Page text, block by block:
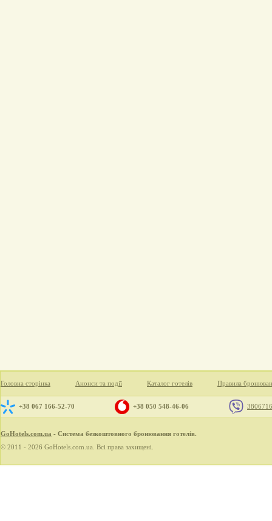
Головна сторінка Анонси та події Каталог готелів Правила
+38 067 166-52-70 +38 050 548-46-06
GoHotels.com.ua - Система безкоштовного бронювання готелів.
© 2011 - 2026 GoHotels.com.ua. Всі права захищені.